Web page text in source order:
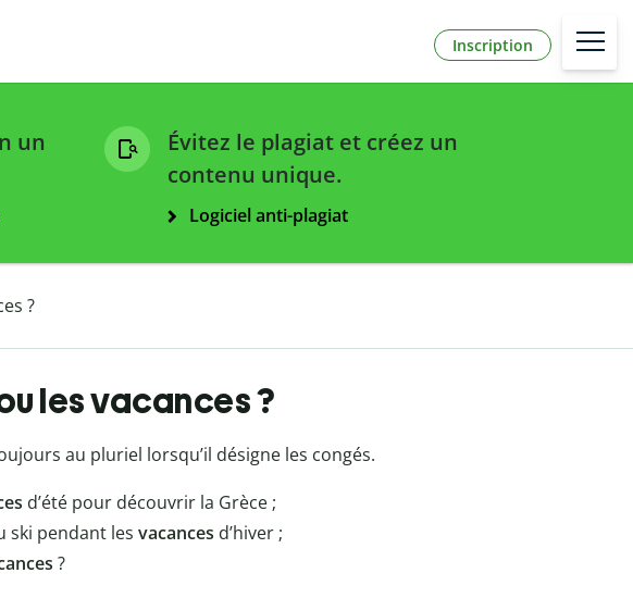
Inscription
un
Évitez le plagiat et créez un
contenu unique.
Logiciel anti-plagiat
?
les vacances ?
au pluriel lorsqu’il désigne les congés.
d’été pour découvrir la Grèce ;
ski pendant les vacances d’hiver ;
?